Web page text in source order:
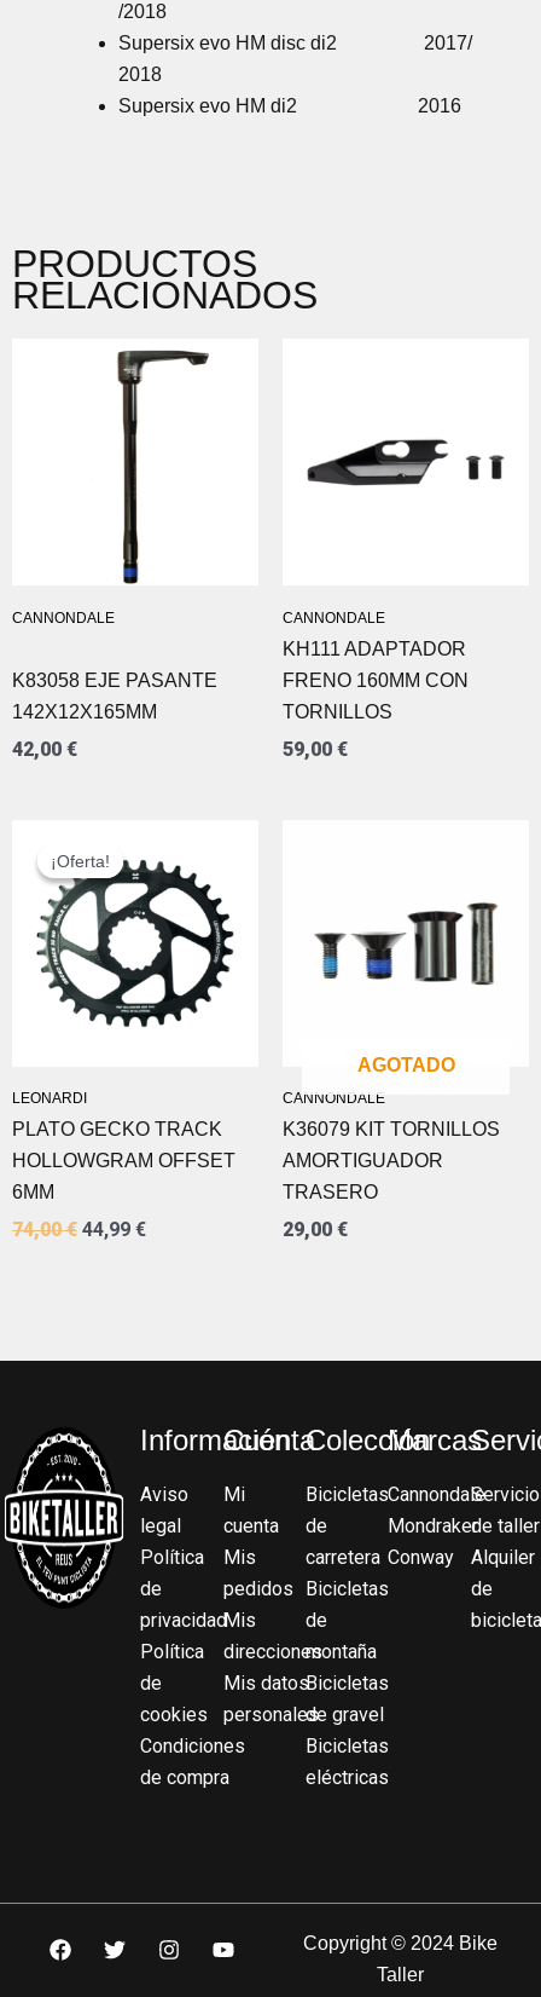
/2018
Supersix evo HM disc di2 2017/
2018
Supersix evo HM di2 2016
PRODUCTOS
RELACIONADOS
CANNONDALE
K83058 EJE PASANTE
142X12X165MM
42,00 €
CANNONDALE
KH111 ADAPTADOR
FRENO 160MM CON
TORNILLOS
59,00 €
¡Oferta!
LEONARDI
¡Oferta!
PLATO GECKO TRACK
HOLLOWGRAM OFFSET
6MM
74,00€
PRECIO
ORIGINAL
ERA:
74,00 €.
44,99 €
ACTUAL
ES:
44,99 €.
AGOTADO
CANNONDALE
K36079 KIT TORNILLOS
AMORTIGUADOR
TRASERO
29,00 €
Información
Aviso
legal
Política
de
privacidad
Política
de
cookies
Condiciones
de compra
Cuenta
Mi
cuenta
Mis
pedidos
Mis
direcciones
Mis datos
personales
Colección
Bicicletas
de
carretera
Bicicletas
de
montaña
Bicicletas
de gravel
Bicicletas
eléctricas
Marcas
Cannondale
Mondraker
Conway
Servicio
de taller
Alquiler
de
Copyright © 2024 Bike
Taller
F
a
T
w
I
n
Y
o